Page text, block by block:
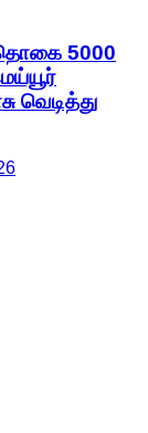
5000
வெடித்து